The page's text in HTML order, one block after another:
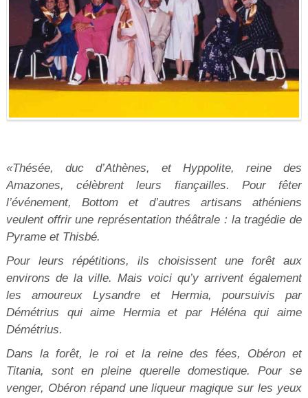
«Thésée, duc d’Athènes, et Hyppolite, reine des
Amazones, célèbrent leurs fiançailles. Pour fêter
l’événement, Bottom et d’autres artisans athéniens
veulent offrir une représentation théâtrale : la tragédie de
Pyrame et Thisbé.
Pour leurs répétitions, ils choisissent une forêt aux
environs de la ville. Mais voici qu’y arrivent également
les amoureux Lysandre et Hermia, poursuivis par
Démétrius qui aime Hermia et par Héléna qui aime
Démétrius.
Dans la forêt, le roi et la reine des fées, Obéron et
Titania, sont en pleine querelle domestique. Pour se
venger, Obéron répand une liqueur magique sur les yeux